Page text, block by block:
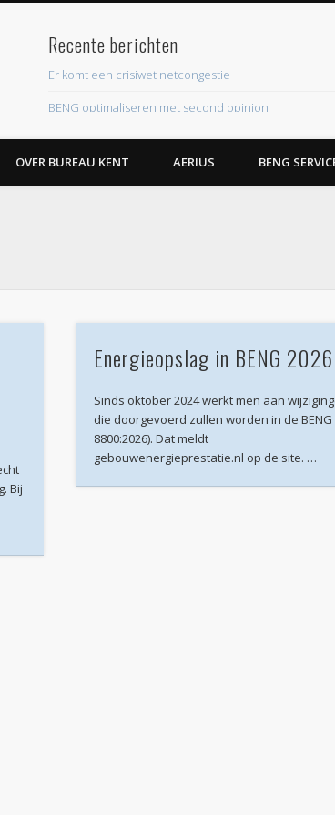
Kent
Recente berichten
Er komt een crisiwet netcongestie
BENG optimaliseren met second opinion
Eis aan piekverbruik elektriciteit nieuwe woningen
mei 2026
april 2026
maart 2026
februari 2026
OVER BUREAU KENT AERIUS BENG
Bij
Energieopslag in BENG 2026
Sinds oktober 2024 werkt men aan
die doorgevoerd zullen worden in de BENG
8800:2026). Dat meldt
gebouwenergieprestatie.nl op de site. …